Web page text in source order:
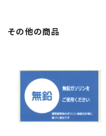
その他の商品